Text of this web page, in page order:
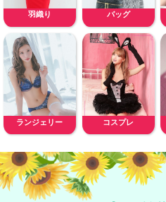
羽織り バッグ
ランジェリー コスプレ